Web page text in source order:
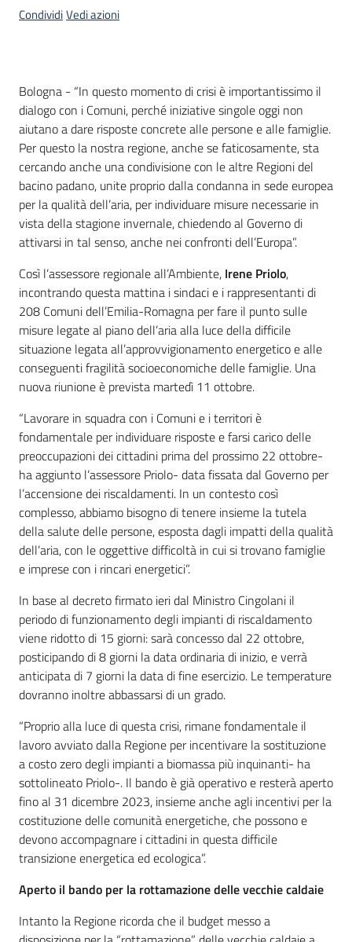
CondividiVedi azioni
Contenuto
Bologna - “In questo momento di crisi è importantissimo il
dialogo con i Comuni, perché iniziative singole oggi non
aiutano a dare risposte concrete alle persone e alle famiglie.
Per questo la nostra regione, anche se faticosamente, sta
cercando anche una condivisione con le altre Regioni del
bacino padano, unite proprio dalla condanna in sede europea
per la qualità dell’aria, per individuare misure necessarie in
vista della stagione invernale, chiedendo al Governo di
attivarsi in tal senso, anche nei confronti dell’Europa”.
Così l’assessore regionale all’Ambiente, Irene Priolo,
incontrando questa mattina i sindaci e i rappresentanti di
208 Comuni dell’Emilia-Romagna per fare il punto sulle
misure legate al piano dell’aria alla luce della difficile
situazione legata all’approvvigionamento energetico e alle
conseguenti fragilità socioeconomiche delle famiglie. Una
nuova riunione è prevista martedì 11 ottobre.
“Lavorare in squadra con i Comuni e i territori è
fondamentale per individuare risposte e farsi carico delle
preoccupazioni dei cittadini prima del prossimo 22 ottobre-
ha aggiunto l’assessore Priolo- data fissata dal Governo per
l’accensione dei riscaldamenti. In un contesto così
complesso, abbiamo bisogno di tenere insieme la tutela
della salute delle persone, esposta dagli impatti della qualità
dell’aria, con le oggettive difficoltà in cui si trovano famiglie
e imprese con i rincari energetici”.
In base al decreto firmato ieri dal Ministro Cingolani il
periodo di funzionamento degli impianti di riscaldamento
viene ridotto di 15 giorni: sarà concesso dal 22 ottobre,
posticipando di 8 giorni la data ordinaria di inizio, e verrà
anticipata di 7 giorni la data di fine esercizio. Le temperature
dovranno inoltre abbassarsi di un grado.
“Proprio alla luce di questa crisi, rimane fondamentale il
lavoro avviato dalla Regione per incentivare la sostituzione
a costo zero degli impianti a biomassa più inquinanti- ha
sottolineato Priolo-. Il bando è già operativo e resterà aperto
fino al 31 dicembre 2023, insieme anche agli incentivi per la
costituzione delle comunità energetiche, che possono e
devono accompagnare i cittadini in questa difficile
transizione energetica ed ecologica”.
Aperto il bando per la rottamazione delle vecchie caldaie
Intanto la Regione ricorda che il budget messo a